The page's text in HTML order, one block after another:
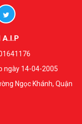
A.I.P
ngày 14-04-2005
Ngọc Khánh, Quận